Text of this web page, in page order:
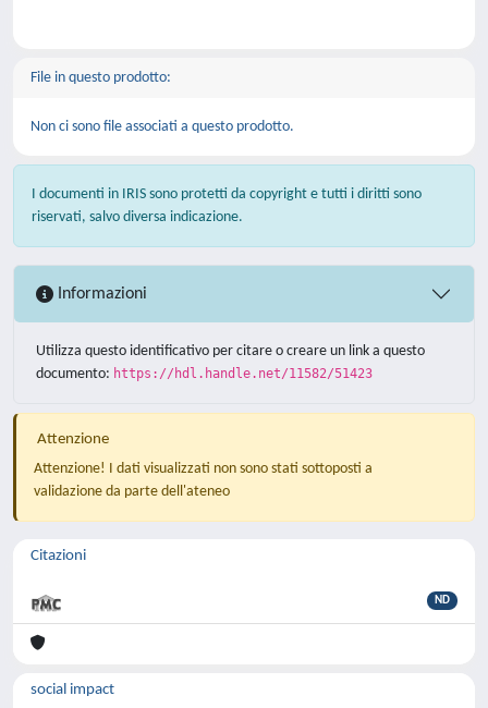
File in questo prodotto:
Non ci sono file associati a questo prodotto.
I documenti in IRIS sono protetti da copyright e tutti i diritti sono
riservati, salvo diversa indicazione.
Informazioni
Utilizza questo identificativo per citare o creare un link a questo
documento: https://hdl.handle.net/11582/51423
Attenzione
Attenzione! I dati visualizzati non sono stati sottoposti a
validazione da parte dell'ateneo
Citazioni
ND
social impact